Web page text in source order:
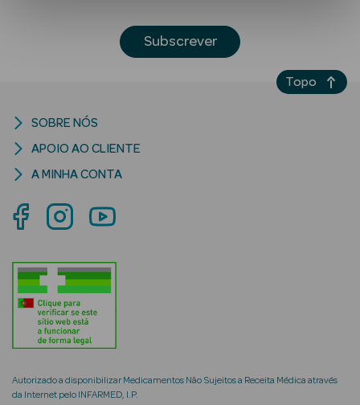
Ver Tudo
Solares
Corpo
Lábios
Solares Bebé e
Criança
Subscrever
Autorizado a disponibilizar Medicamentos Não Sujeitos a Receita Médica através
da Internet pelo INFARMED, I.P.
SOBRE NÓS
APOIO AO CLIENTE
A MINHA CONTA
Topo